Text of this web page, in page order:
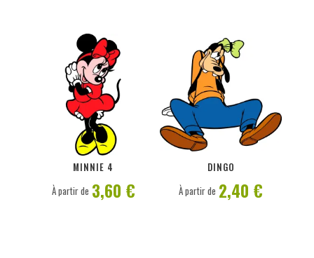
MINNIE 4
PERSONNALISER
À partir de 3,60 €
DINGO
PERSONNALISER
À partir de 2,40 €